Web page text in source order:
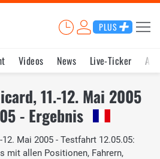
PLUS
Videos News Live-Ticker
11.-12. Mai 2005
- Ergebnis
Mai 2005 - Testfahrt 12.05.05:
mit allen Positionen, Fahrern,